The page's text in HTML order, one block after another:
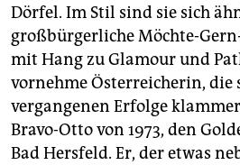
Dörfel. Im Stil sind sie sich
großbürgerliche Möchte-
mit Hang zu Glamour und
vornehme Österreicherin, die
vergangenen Erfolge
Bravo-Otto von 1973, den
Bad Hersfeld. Er, der etwas